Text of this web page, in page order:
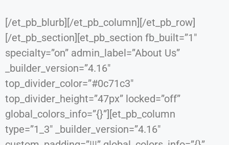
[/et_pb_blurb][/et_pb_column][/et_pb_row]
[/et_pb_section][et_pb_section fb_built=”1″
specialty=”on” admin_label=”About Us”
_builder_version=”4.16″
top_divider_color=”#0c71c3″
top_divider_height=”47px” locked=”off”
global_colors_info=”{}”][et_pb_column
type=”1_3″ _builder_version=”4.16″